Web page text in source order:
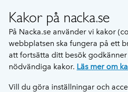
Kakor på nacka.se
På Nacka.se använder vi kakor
webbplatsen ska fungera på ett
att fortsätta ditt besök
nödvändiga kakor. Läs mer om
Vill du göra inställningar och